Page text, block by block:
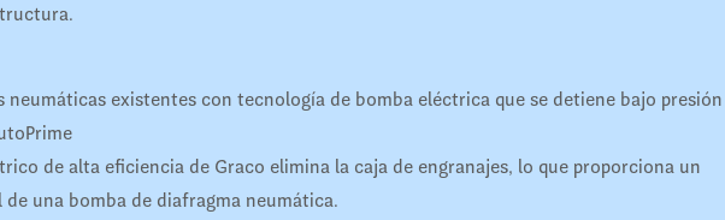
neumáticas existentes con tecnología de bomba eléctrica que se detiene bajo presión
de alta eficiencia de Graco elimina la caja de engranajes, lo que proporciona un
una bomba de diafragma neumática.